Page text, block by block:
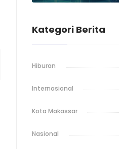
Kategori Berita
Hiburan
Internasional
Kota Makassar
Nasional